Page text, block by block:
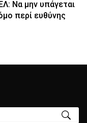
Να μην υπάγεται
περί ευθύνης